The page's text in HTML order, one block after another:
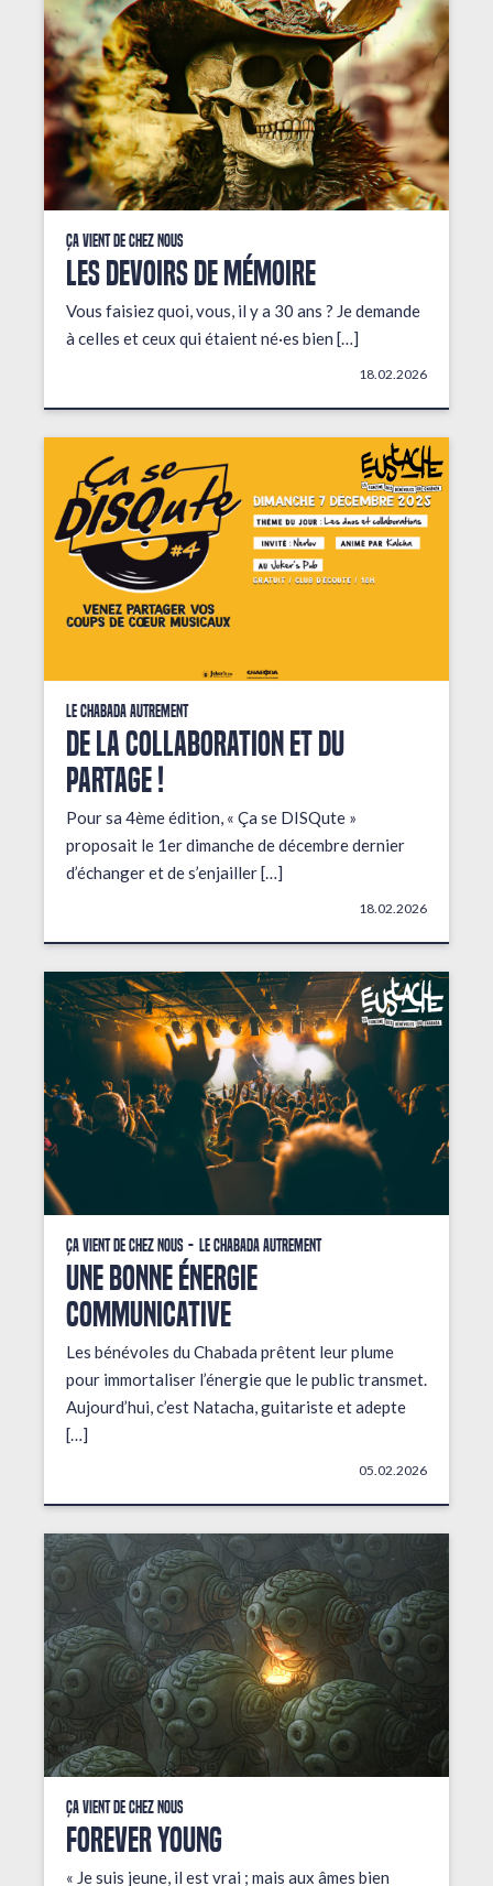
Ça vient de chez nous
LES DEVOIRS DE MÉMOIRE
Vous faisiez quoi, vous, il y a 30 ans ? Je demande
à celles et ceux qui étaient né·es bien […]
18.02.2026
Le Chabada autrement
De la collaboration et du
partage !
Pour sa 4ème édition, « Ça se DISQute »
proposait le 1er dimanche de décembre dernier
d’échanger et de s’enjailler […]
18.02.2026
Ça vient de chez nous Le Chabada autrement
une bonne énergie
communicative
Les bénévoles du Chabada prêtent leur plume
pour immortaliser l’énergie que le public transmet.
Aujourd’hui, c’est Natacha, guitariste et adepte
[…]
05.02.2026
Ça vient de chez nous
FOREVER YOUNG
« Je suis jeune, il est vrai ; mais aux âmes bien